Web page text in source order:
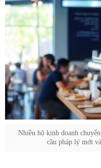
Nhiều hộ kinh doanh
cầu pháp lý mới